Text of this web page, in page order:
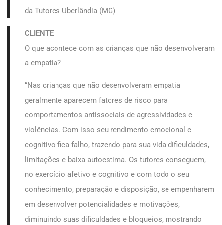
da Tutores Uberlândia (MG)
CLIENTE
O que acontece com as crianças que não desenvolveram
a empatia?
“Nas crianças que não desenvolveram empatia
geralmente aparecem fatores de risco para
comportamentos antissociais de agressividades e
violências. Com isso seu rendimento emocional e
cognitivo fica falho, trazendo para sua vida dificuldades,
limitações e baixa autoestima. Os tutores conseguem,
no exercício afetivo e cognitivo e com todo o seu
conhecimento, preparação e disposição, se empenharem
em desenvolver potencialidades e motivações,
diminuindo suas dificuldades e bloqueios, mostrando